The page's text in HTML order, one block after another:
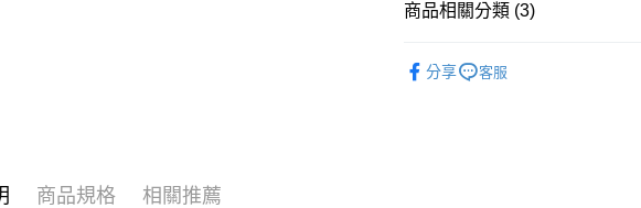
宅配(離島恕不配送)
商品相關分類 (3)
分享 客服
商品規格 相關推薦